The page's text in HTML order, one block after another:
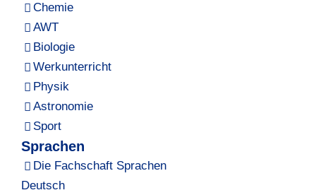
Chemie
AWT
Biologie
Werkunterricht
Physik
Astronomie
Sport
Sprachen
Die Fachschaft Sprachen
Deutsch